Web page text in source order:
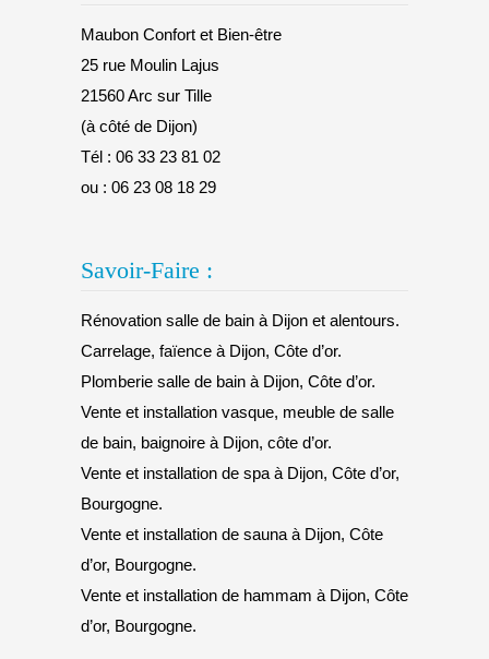
Maubon Confort et Bien-être
25 rue Moulin Lajus
21560 Arc sur Tille
(à côté de Dijon)
Tél : 06 33 23 81 02
ou : 06 23 08 18 29
Savoir-Faire :
Rénovation salle de bain à Dijon et alentours.
Carrelage, faïence à Dijon, Côte d’or.
Plomberie salle de bain à Dijon, Côte d’or.
Vente et installation vasque, meuble de salle
de bain, baignoire à Dijon, côte d’or.
Vente et installation de spa à Dijon, Côte d’or,
Bourgogne.
Vente et installation de sauna à Dijon, Côte
d’or, Bourgogne.
Vente et installation de hammam à Dijon, Côte
d’or, Bourgogne.